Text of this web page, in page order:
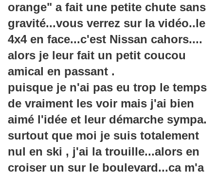
orange" a fait une petite chute sans
gravité...vous verrez sur la vidéo..le
4x4 en face...c'est Nissan cahors....
alors je leur fait un petit coucou
amical en passant .
puisque je n'ai pas eu trop le temps
de vraiment les voir mais j'ai bien
aimé l'idée et leur démarche sympa.
surtout que moi je suis totalement
nul en ski , j'ai la trouille...alors en
croiser un sur le boulevard...ca m'a